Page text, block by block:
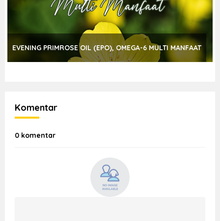
EVENING PRIMROSE OIL (EPO), OMEGA-6 MULTI MANFAAT
Komentar
0 komentar